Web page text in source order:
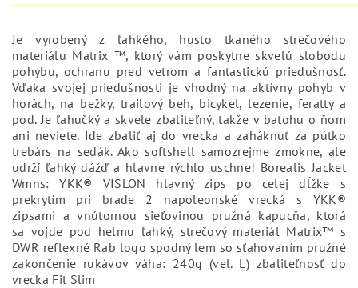
Je vyrobený z ľahkého, husto tkaného strečového
materiálu Matrix ™, ktorý vám poskytne skvelú slobodu
pohybu, ochranu pred vetrom a fantastickú priedušnosť.
Vďaka svojej priedušnosti je vhodný na aktívny pohyb v
horách, na bežky, trailový beh, bicykel, lezenie, feratty a
pod. Je ľahučký a skvele zbaliteľný, takže v batohu o ňom
ani neviete. Ide zbaliť aj do vrecka a zaháknuť za pútko
trebárs na sedák. Ako softshell samozrejme zmokne, ale
udrží ľahký dážď a hlavne rýchlo uschne! Borealis Jacket
Wmns: YKK® VISLON hlavný zips po celej dĺžke s
prekrytím pri brade 2 napoleonské vrecká s YKK®
zipsami a vnútornou sieťovinou pružná kapucňa, ktorá
sa vojde pod helmu ľahký, strečový materiál Matrix™ s
DWR reflexné Rab logo spodný lem so sťahovaním pružné
zakončenie rukávov váha: 240g (vel. L) zbaliteľnosť do
vrecka Fit Slim